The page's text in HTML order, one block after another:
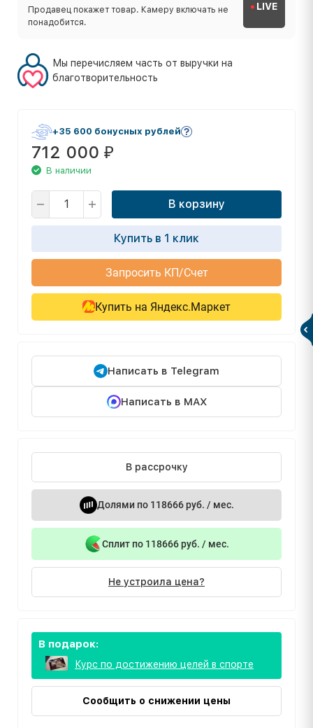
Продавец покажет товар. Камеру включать не
понадобится.
LIVE
Мы перечисляем часть от выручки на
благотворительность
+35 600 бонусных рублей
712 000 ₽
В наличии
В корзину
Купить в 1 клик
Запросить КП/Счет
Купить на Яндекс.Маркет
Написать в Telegram
Написать в MAX
В рассрочку
Долями по 118666 руб. / мес.
Сплит по 118666 руб. / мес.
Не устроила цена?
В подарок:
Курс по достижению целей в спорте
Сообщить о снижении цены